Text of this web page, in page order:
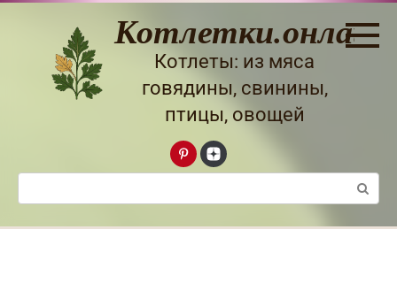
Перейти
Котлетки.онлайн
Котлеты: из мяса
говядины, свинины,
птицы, овощей
Поиск: